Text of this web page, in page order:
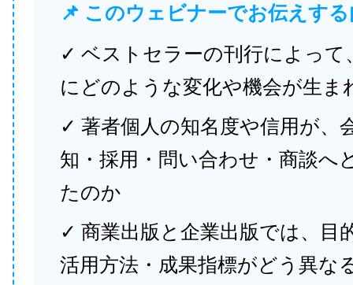
📌 このウェビナーでお伝えす
✓ ベストセラーの刊行によって
にどのような変化や機会が生ま
✓ 著者個人の知名度や信用が、
知・採用・問い合わせ・商談へ
たのか
✓ 商業出版と企業出版では、目
活用方法・成果指標がどう異な